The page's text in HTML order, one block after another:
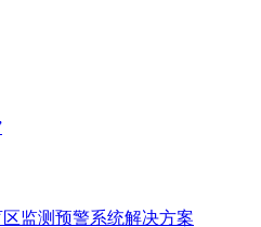
监测预警系统解决方案